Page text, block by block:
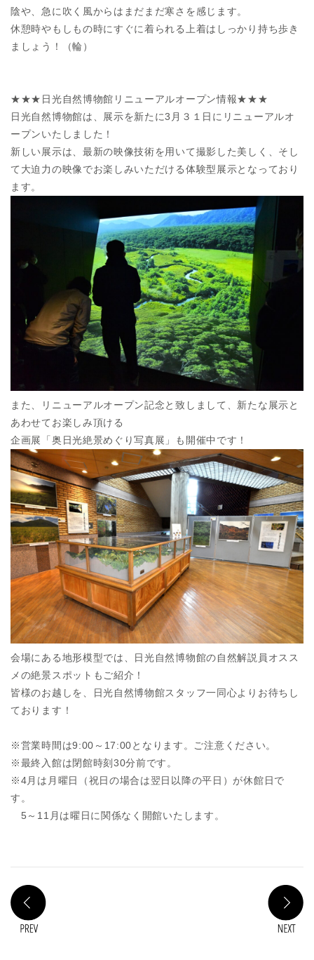
陰や、急に吹く風からはまだまだ寒さを感じます。
休憩時やもしもの時にすぐに着られる上着はしっかり持ち歩き
ましょう！（輪）
★★★日光自然博物館リニューアルオープン情報★★★
日光自然博物館は、展示を新たに3月３１日にリニューアルオ
ープンいたしました！
新しい展示は、最新の映像技術を用いて撮影した美しく、そし
て大迫力の映像でお楽しみいただける体験型展示となっており
ます。
また、リニューアルオープン記念と致しまして、新たな展示と
あわせてお楽しみ頂ける
企画展「奥日光絶景めぐり写真展」も開催中です！
会場にある地形模型では、日光自然博物館の自然解説員オスス
メの絶景スポットもご紹介！
皆様のお越しを、日光自然博物館スタッフ一同心よりお待ちし
ております！
※営業時間は9:00～17:00となります。ご注意ください。
※最終入館は閉館時刻30分前です。
※4月は月曜日（祝日の場合は翌日以降の平日）が休館日で
す。
5～11月は曜日に関係なく開館いたします。